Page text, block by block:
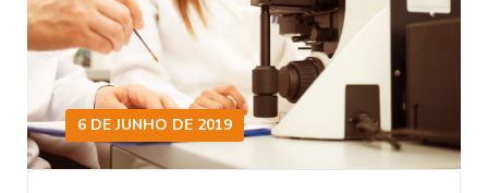
6 DE JUNHO DE 2019